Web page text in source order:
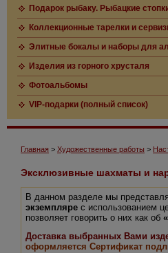
Подарок рыбаку. Рыбацкие
Коллекционные тарелки и
Элитные бокалы и наборы для
Изделия из горного хрусталя
Фотоальбомы
VIP-подарки (полный список)
Главная > Художественные работы >
Эксклюзивные шахматы и
В данном разделе мы
экземпляре с использованием
позволяет говорить о них как об
Доставка выбранных Вами
оформляется Сертификат